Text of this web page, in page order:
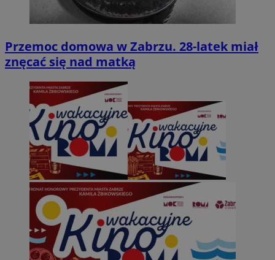
Przemoc domowa w Zabrzu. 28-latek miał
znęcać się nad matką